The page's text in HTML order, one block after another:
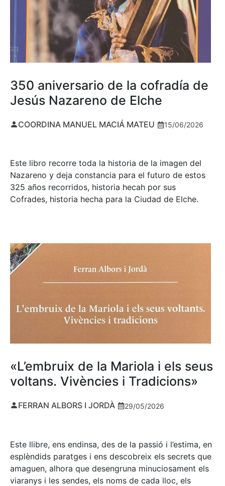
350 aniversario de la cofradía de
Jesús Nazareno de Elche
COORDINA MANUEL MACIÁ MATEU 15/06/2026
Este libro recorre toda la historia de la imagen del
Nazareno y deja constancia para el futuro de estos
325 años recorridos, historia hecah por sus
Cofrades, historia hecha para la Ciudad de Elche.
«L’embruix de la Mariola i els seus
voltans. Vivències i Tradicions»
FERRAN ALBORS I JORDÀ 29/05/2026
Este llibre, ens endinsa, des de la passió i l’estima, en
esplèndids paratges i ens descobreix els secrets que
amaguen, alhora que desengruna minuciosament els
viaranys i les sendes, els noms de cada lloc, els